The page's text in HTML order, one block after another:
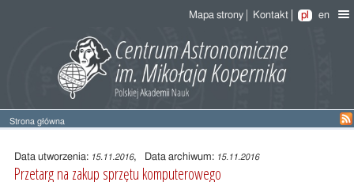
Mapa strony Kontakt pl en
Strona główna
Treść
wpisuData utworzenia: 15.11.2016, Data archiwum: 15.11.2016
Przetarg na zakup sprzętu komputerowego